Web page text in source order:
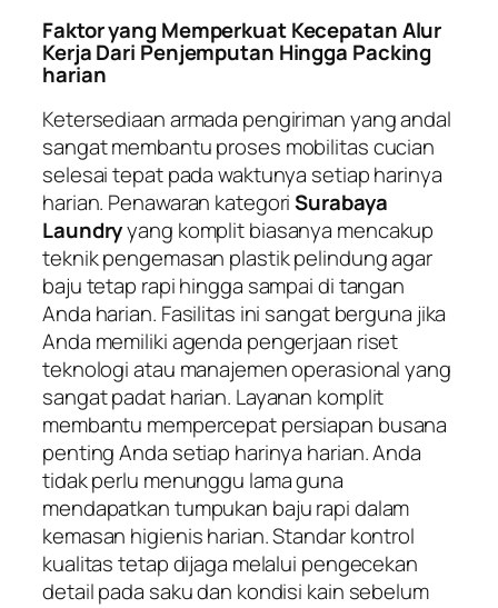
Faktor yang Memperkuat Kecepatan Alur
Kerja Dari Penjemputan Hingga Packing
harian
Ketersediaan armada pengiriman yang andal
sangat membantu proses mobilitas cucian
selesai tepat pada waktunya setiap harinya
harian. Penawaran kategoriSurabaya
Laundryyang komplit biasanya mencakup
teknik pengemasan plastik pelindung agar
baju tetap rapi hingga sampai di tangan
Anda harian. Fasilitas ini sangat berguna jika
Anda memiliki agenda pengerjaan riset
teknologi atau manajemen operasional yang
sangat padat harian. Layanan komplit
membantu mempercepat persiapan busana
penting Anda setiap harinya harian. Anda
tidak perlu menunggu lama guna
mendapatkan tumpukan baju rapi dalam
kemasan higienis harian. Standar kontrol
kualitas tetap dijaga melalui pengecekan
detail pada saku dan kondisi kain sebelum